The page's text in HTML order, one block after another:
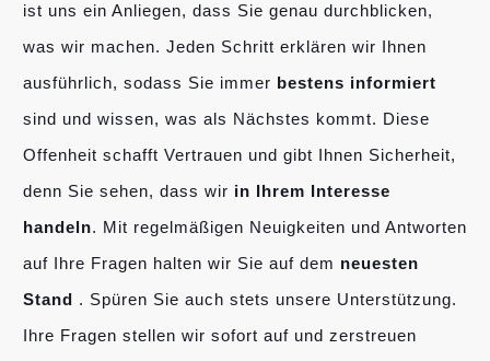
ist uns ein Anliegen, dass Sie genau durchblicken,
was wir machen. Jeden Schritt erklären wir Ihnen
ausführlich, sodass Sie immer bestens informiert
sind und wissen, was als Nächstes kommt. Diese
Offenheit schafft Vertrauen und gibt Ihnen Sicherheit,
denn Sie sehen, dass wir in Ihrem Interesse
handeln. Mit regelmäßigen Neuigkeiten und Antworten
auf Ihre Fragen halten wir Sie auf dem neuesten
Stand . Spüren Sie auch stets unsere Unterstützung.
Ihre Fragen stellen wir sofort auf und zerstreuen